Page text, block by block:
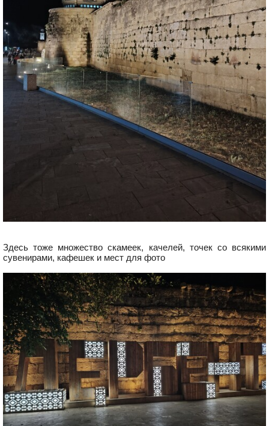
Здесь тоже множество скамеек, качелей, точек со всякими
сувенирами, кафешек и мест для фото